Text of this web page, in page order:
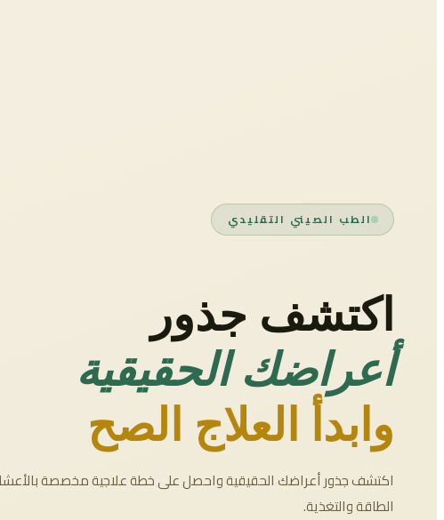
الطب الصيني التقليدي
اكتشف جذور
أعراضك الحقيقية
وابدأ العلاج الصح
اكتشف جذور أعراضك الحقيقية واحصل على خطة علاجية مخصصة
الطاقة والتغذية.